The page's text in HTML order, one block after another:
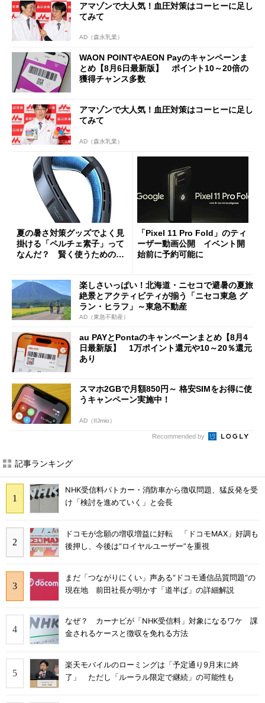
アマゾンで大人気！血圧対策はコーヒーに足し
てみて
AD（森永乳業）
WAON POINTやAEON Payのキャンペーンま
とめ【8月6日最新版】 ポイント10～20倍の
獲得チャンス多数
アマゾンで大人気！血圧対策はコーヒーに足し
てみて
AD（森永乳業）
夏の暑さ対策グッズでよく見
掛ける「ペルチェ素子」って
なんだ？ 賢く使うための注
「Pixel 11 Pro Fold」のティ
ーザー動画公開 イベント開
始前に予約可能に
楽しさいっぱい！北海道・ニセコで避暑の夏旅
絶景とアクティビティが揃う「ニセコ東急 グ
ラン・ヒラフ」～東急不動産
AD（東急不動産）
au PAYとPontaのキャンペーンまとめ【8月4
日最新版】 1万ポイント還元や10～20％還元
あり
スマホ2GBで月額850円～ 格安SIMをお得に使
うキャンペーン実施中！
AD（IIJmio）
Recommended by
記事ランキング
NHK受信料パトカー・消防車から徴収問題、猛反発を受
け「検討を進めていく」と会長
ドコモが念願の増収増益に好転 「ドコモMAX」好調も
後押し、今後は“ロイヤルユーザー”を重視
まだ「つながりにくい」声ある“ドコモ通信品質問題”の
現在地 前田社長が明かす「道半ば」の詳細解説
なぜ？ カーナビが「NHK受信料」対象になるワケ 課
金されるケースと徴収を免れる方法
楽天モバイルのローミングは「予定通り9月末に終
了」 ただし「ルーラル限定で継続」の可能性も